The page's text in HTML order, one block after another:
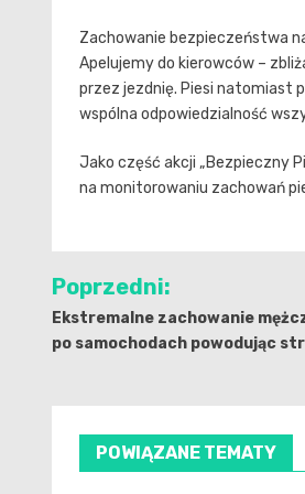
Zachowanie bezpieczeństwa
Apelujemy do kierowców –
przez jezdnię. Piesi natomiast
wspólna odpowiedzialność
Jako część akcji „Bezpieczny
na monitorowaniu zachowań
Nawigacja
wpisu
Poprzedni:
Ekstremalne zachowanie
po samochodach powodując
POWIĄZANE TEMATY